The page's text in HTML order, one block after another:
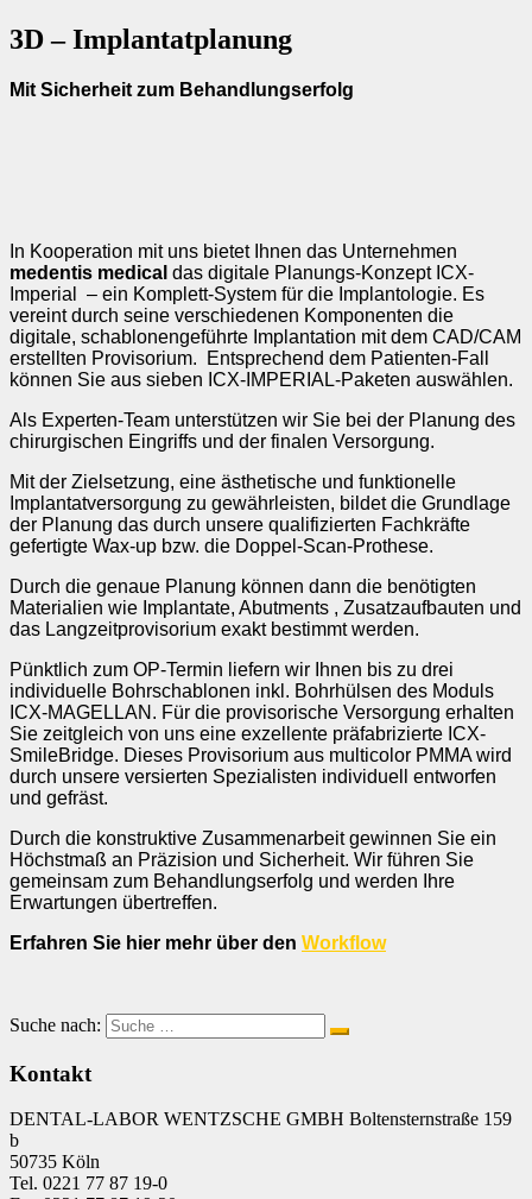
3D – Implantatplanung
Mit Sicherheit zum Behandlungserfolg
In Kooperation mit uns bietet Ihnen das Unternehmen
medentis medical das digitale Planungs-Konzept ICX-
Imperial – ein Komplett-System für die Implantologie. Es
vereint durch seine verschiedenen Komponenten die
digitale, schablonengeführte Implantation mit dem CAD/CAM
erstellten Provisorium. Entsprechend dem Patienten-Fall
können Sie aus sieben ICX-IMPERIAL-Paketen auswählen.
Als Experten-Team unterstützen wir Sie bei der Planung des
chirurgischen Eingriffs und der finalen Versorgung.
Mit der Zielsetzung, eine ästhetische und funktionelle
Implantatversorgung zu gewährleisten, bildet die Grundlage
der Planung das durch unsere qualifizierten Fachkräfte
gefertigte Wax-up bzw. die Doppel-Scan-Prothese.
Durch die genaue Planung können dann die benötigten
Materialien wie Implantate, Abutments , Zusatzaufbauten und
das Langzeitprovisorium exakt bestimmt werden.
Pünktlich zum OP-Termin liefern wir Ihnen bis zu drei
individuelle Bohrschablonen inkl. Bohrhülsen des Moduls
ICX-MAGELLAN. Für die provisorische Versorgung erhalten
Sie zeitgleich von uns eine exzellente präfabrizierte ICX-
SmileBridge. Dieses Provisorium aus multicolor PMMA wird
durch unsere versierten Spezialisten individuell entworfen
und gefräst.
Durch die konstruktive Zusammenarbeit gewinnen Sie ein
Höchstmaß an Präzision und Sicherheit. Wir führen Sie
gemeinsam zum Behandlungserfolg und werden Ihre
Erwartungen übertreffen.
Erfahren Sie hier mehr über den Workflow
Suche nach:
Kontakt
DENTAL-LABOR WENTZSCHE GMBH Boltensternstraße 159
b
50735 Köln
Tel. 0221 77 87 19-0